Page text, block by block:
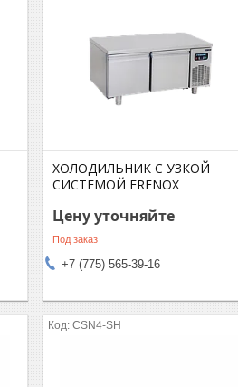
ХОЛОДИЛЬНИК C УЗКОЙ
СИСТЕМОЙ FRENOX
Цену уточняйте
Под заказ
+7 (775) 565-39-16
CSN4-SH